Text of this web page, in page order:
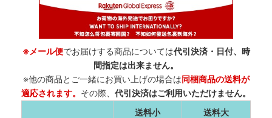
※メール便でお届けする商品については代引決済・日付、時
間指定は出来ません。
※他の商品とご一緒にお買い上げの場合は同梱商品の送料が
適応されます。 その際、 代引決済はご利用いただけません。
送料小
送料大